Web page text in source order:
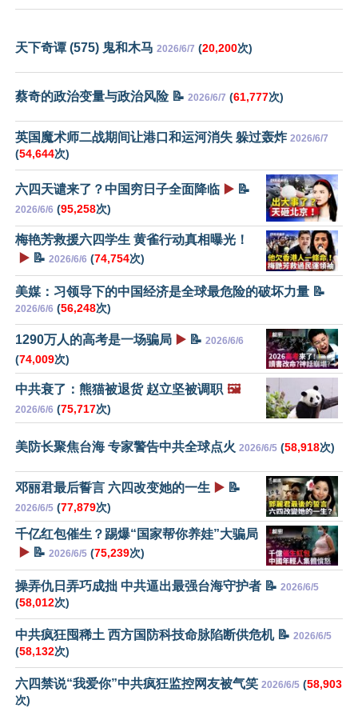
天下奇谭 (575) 鬼和木马 2026/6/7 (20,200次)
蔡奇的政治变量与政治风险 📝 2026/6/7 (61,777次)
英国魔术师二战期间让港口和运河消失 躲过轰炸 2026/6/7
(54,644次)
六四天谴来了？中国穷日子全面降临 ▶️ 📝
2026/6/6 (95,258次)
梅艳芳救援六四学生 黄雀行动真相曝光！
▶️ 📝 2026/6/6 (74,754次)
美媒：习领导下的中国经济是全球最危险的破坏力量 📝
2026/6/6 (56,248次)
1290万人的高考是一场骗局 ▶️ 📝 2026/6/6
(74,009次)
中共衰了：熊猫被退货 赵立坚被调职 🖼️
2026/6/6 (75,717次)
美防长聚焦台海 专家警告中共全球点火 2026/6/5 (58,918次)
邓丽君最后誓言 六四改变她的一生 ▶️ 📝
2026/6/5 (77,879次)
千亿红包催生？踢爆“国家帮你养娃”大骗局
▶️ 📝 2026/6/5 (75,239次)
操弄仇日弄巧成拙 中共逼出最强台海守护者 📝 2026/6/5
(58,012次)
中共疯狂囤稀土 西方国防科技命脉陷断供危机 📝 2026/6/5
(58,132次)
六四禁说“我爱你”中共疯狂监控网友被气笑 2026/6/5 (58,903
次)